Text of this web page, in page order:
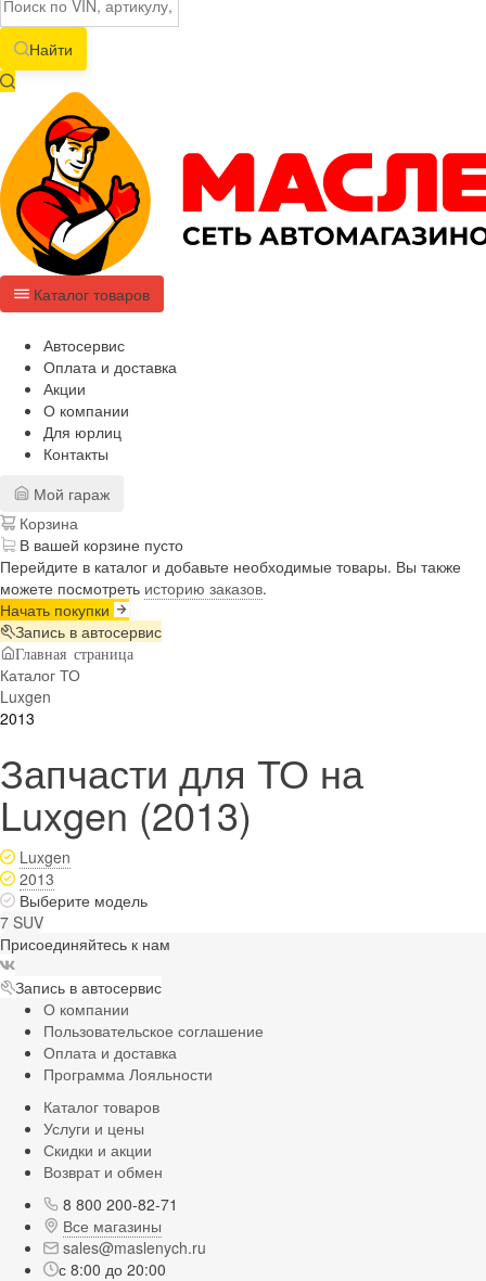
Найти
Каталог товаров
Автосервис
Оплата и доставка
Акции
О компании
Для юрлиц
Контакты
Мой гараж
Корзина
В вашей корзине пусто
Перейдите в каталог и добавьте необходимые товары. Вы также
можете посмотреть историю заказов.
Начать покупки
Запись в автосервис
Главная страница
Каталог ТО
Luxgen
2013
Запчасти для ТО на
Luxgen (2013)
Luxgen
2013
Выберите модель
7 SUV
Присоединяйтесь к нам
Запись в автосервис
О компании
Пользовательское соглашение
Оплата и доставка
Программа Лояльности
Каталог товаров
Услуги и цены
Скидки и акции
Возврат и обмен
8 800 200-82-71
Все магазины
sales@maslenych.ru
с 8:00 до 20:00